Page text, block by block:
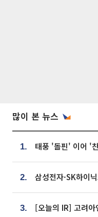
많이 본 뉴스
1.
2. 삼성전자·SK하이
3. [오늘의 IR] 고려아